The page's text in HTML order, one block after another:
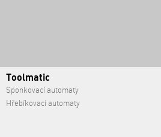
Toolmatic
Sponkovací automaty
Hřebíkovací automaty